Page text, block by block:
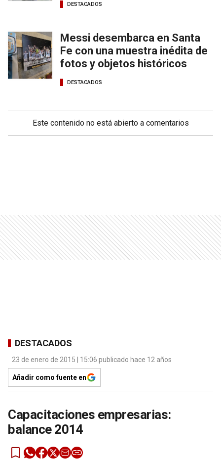
DESTACADOS
Messi desembarca en Santa
Fe con una muestra inédita de
fotos y objetos históricos
DESTACADOS
Este contenido no está abierto a comentarios
DESTACADOS
23 de enero de 2015 | 15:06 publicado hace 12 años
Añadir como fuente en
Capacitaciones empresarias:
balance 2014